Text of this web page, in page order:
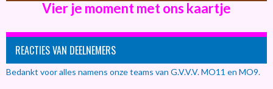
Vier je moment met ons kaartje
REACTIES VAN DEELNEMERS
Bedankt voor alles namens onze teams van G.V.V.V. MO11 en MO9.